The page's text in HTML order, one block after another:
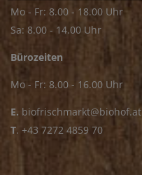
Mo - Fr: 8.00 - 18.00 Uhr
Sa: 8.00 - 14.00 Uhr
Bürozeiten
Mo - Fr: 8.00 - 16.00 Uhr
E. biofrischmarkt@biohof.at
T. +43 7272 4859 70